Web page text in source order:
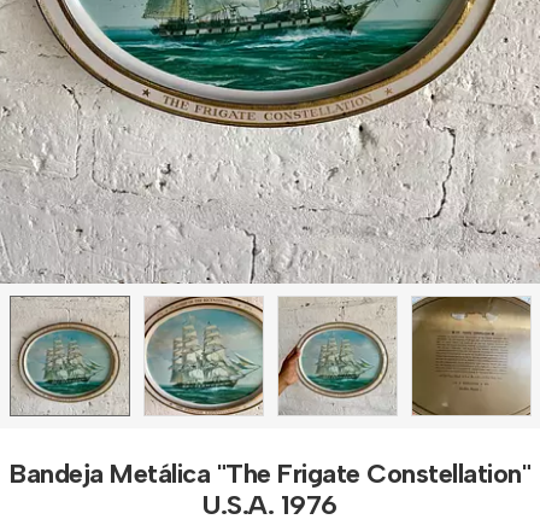
Bandeja Metálica "The Frigate Constellation"
U.S.A. 1976